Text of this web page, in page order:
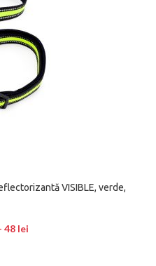
VISIBLE, verde,
48 lei